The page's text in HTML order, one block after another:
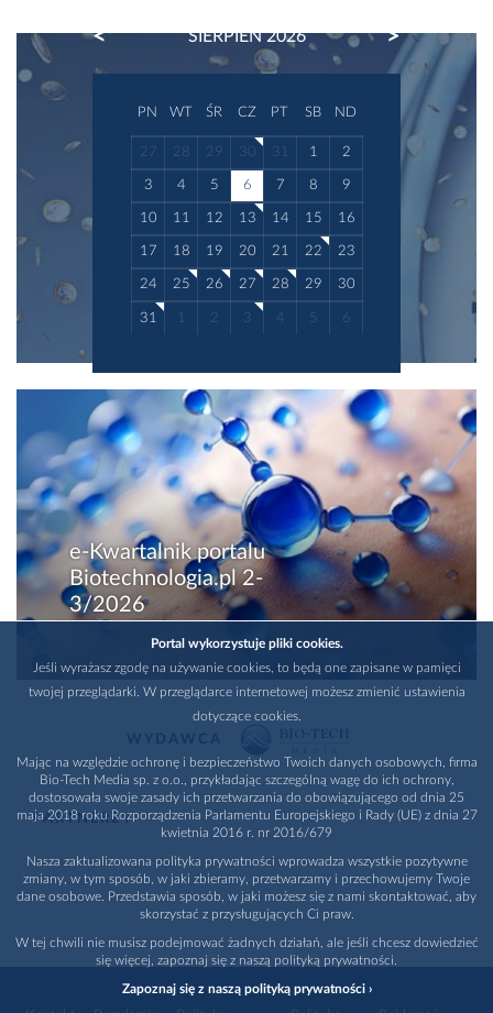
SIERPIEŃ 2026
PREVIOUS NEXT
PN WT ŚR CZ PT SB ND
27 28 29 30 31 1 2
3 4 5 6 7 8 9
10 11 12 13 14 15 16
17 18 19 20 21 22 23
24 25 26 27 28 29 30
31 1 2 3 4 5 6
e-Kwartalnik portalu
Biotechnologia.pl 2-
3/2026
PARTNERZY
Portal wykorzystuje pliki cookies.
Jeśli wyrażasz zgodę na używanie cookies, to będą one zapisane w pamięci
twojej przeglądarki. W przeglądarce internetowej możesz zmienić ustawienia
dotyczące cookies.
Mając na względzie ochronę i bezpieczeństwo Twoich danych osobowych, firma
Bio-Tech Media sp. z o.o., przykładając szczególną wagę do ich ochrony,
dostosowała swoje zasady ich przetwarzania do obowiązującego od dnia 25
maja 2018 roku Rozporządzenia Parlamentu Europejskiego i Rady (UE) z dnia 27
kwietnia 2016 r. nr 2016/679
Nasza zaktualizowana polityka prywatności wprowadza wszystkie pozytywne
zmiany, w tym sposób, w jaki zbieramy, przetwarzamy i przechowujemy Twoje
dane osobowe. Przedstawia sposób, w jaki możesz się z nami skontaktować, aby
skorzystać z przysługujących Ci praw.
W tej chwili nie musisz podejmować żadnych działań, ale jeśli chcesz dowiedzieć
się więcej, zapoznaj się z naszą polityką prywatności.
Zapoznaj się z naszą polityką prywatności ›